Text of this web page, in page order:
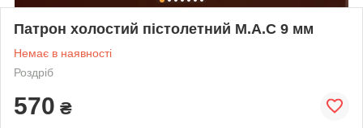
Патрон холостий пістолетний М.А.С 9 мм
Немає в наявності
Роздріб
570 ₴